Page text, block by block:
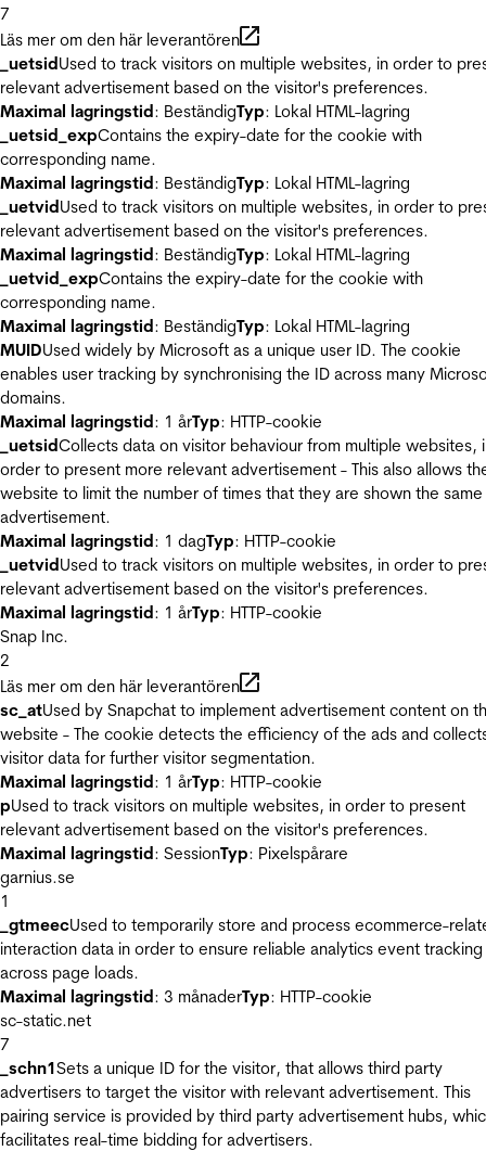
7
Läs mer om den här leverantören
_uetsidUsed to track visitors on multiple websites, in order to
relevant advertisement based on the visitor's preferences.
Maximal lagringstid: BeständigTyp: Lokal HTML-lagring
_uetsid_expContains the expiry-date for the cookie with
corresponding name.
Maximal lagringstid: BeständigTyp: Lokal HTML-lagring
_uetvidUsed to track visitors on multiple websites, in order to
relevant advertisement based on the visitor's preferences.
Maximal lagringstid: BeständigTyp: Lokal HTML-lagring
_uetvid_expContains the expiry-date for the cookie with
corresponding name.
Maximal lagringstid: BeständigTyp: Lokal HTML-lagring
MUIDUsed widely by Microsoft as a unique user ID. The cookie
enables user tracking by synchronising the ID across many
domains.
Maximal lagringstid: 1 årTyp: HTTP-cookie
_uetsidCollects data on visitor behaviour from multiple websites,
order to present more relevant advertisement - This also allows
website to limit the number of times that they are shown the same
advertisement.
Maximal lagringstid: 1 dagTyp: HTTP-cookie
_uetvidUsed to track visitors on multiple websites, in order to
relevant advertisement based on the visitor's preferences.
Maximal lagringstid: 1 årTyp: HTTP-cookie
Snap Inc.
2
Läs mer om den här leverantören
sc_atUsed by Snapchat to implement advertisement content on
website - The cookie detects the efficiency of the ads and
visitor data for further visitor segmentation.
Maximal lagringstid: 1 årTyp: HTTP-cookie
pUsed to track visitors on multiple websites, in order to present
relevant advertisement based on the visitor's preferences.
Maximal lagringstid: SessionTyp: Pixelspårare
garnius.se
1
_gtmeecUsed to temporarily store and process ecommerce-
interaction data in order to ensure reliable analytics event tracking
across page loads.
Maximal lagringstid: 3 månaderTyp: HTTP-cookie
sc-static.net
7
_schn1Sets a unique ID for the visitor, that allows third party
advertisers to target the visitor with relevant advertisement. This
pairing service is provided by third party advertisement hubs,
facilitates real-time bidding for advertisers.